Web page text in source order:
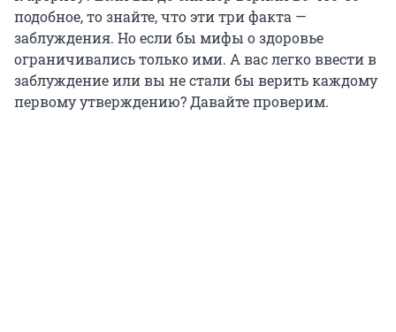
подобное, то знайте, что эти три факта —
заблуждения. Но если бы мифы о здоровье
ограничивались только ими. А вас легко ввести в
заблуждение или вы не стали бы верить каждому
первому утверждению? Давайте проверим.